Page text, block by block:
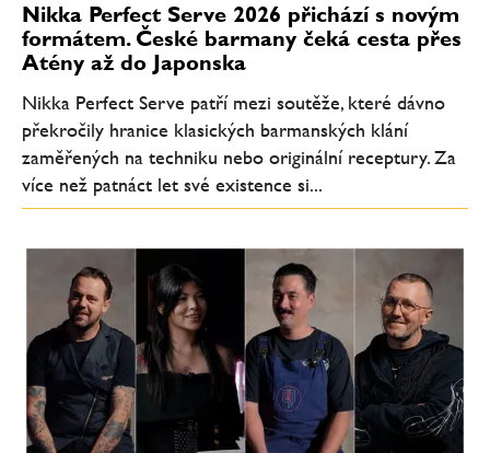
Nikka Perfect Serve 2026 přichází s novým
formátem. České barmany čeká cesta přes
Atény až do Japonska
Nikka Perfect Serve patří mezi soutěže, které dávno
překročily hranice klasických barmanských klání
zaměřených na techniku nebo originální receptury. Za
více než patnáct let své existence si...